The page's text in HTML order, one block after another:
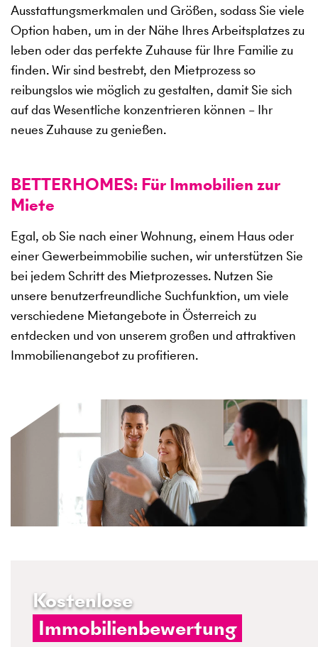
Ausstattungsmerkmalen und Größen, sodass Sie viele
Option haben, um in der Nähe Ihres Arbeitsplatzes zu
leben oder das perfekte Zuhause für Ihre Familie zu
finden. Wir sind bestrebt, den Mietprozess so
reibungslos wie möglich zu gestalten, damit Sie sich
auf das Wesentliche konzentrieren können – Ihr
neues Zuhause zu genießen.
BETTERHOMES: Für Immobilien zur
Miete
Egal, ob Sie nach einer Wohnung, einem Haus oder
einer Gewerbeimmobilie suchen, wir unterstützen Sie
bei jedem Schritt des Mietprozesses. Nutzen Sie
unsere benutzerfreundliche Suchfunktion, um viele
verschiedene Mietangebote in Österreich zu
entdecken und von unserem großen und attraktiven
Immobilienangebot zu profitieren.
Kostenlose
Immobilienbewertung